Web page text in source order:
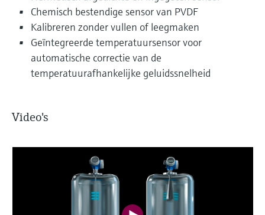
Chemisch bestendige sensor van PVDF
Kalibreren zonder vullen of leegmaken
Geïntegreerde temperatuursensor voor
automatische correctie van de
temperatuurafhankelijke geluidssnelheid
Video's